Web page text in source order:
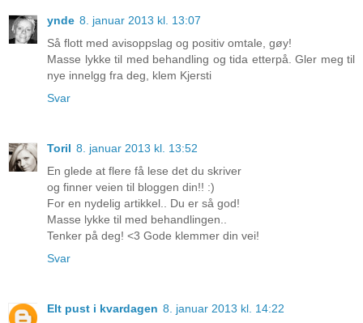
ynde 8. januar 2013 kl. 13:07
Så flott med avisoppslag og positiv omtale, gøy!
Masse lykke til med behandling og tida etterpå. Gler meg til
nye innelgg fra deg, klem Kjersti
Svar
Toril 8. januar 2013 kl. 13:52
En glede at flere få lese det du skriver
og finner veien til bloggen din!! :)
For en nydelig artikkel.. Du er så god!
Masse lykke til med behandlingen..
Tenker på deg! <3 Gode klemmer din vei!
Svar
EIt pust i kvardagen 8. januar 2013 kl. 14:22